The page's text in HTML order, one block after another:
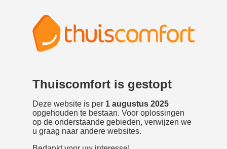
Thuiscomfort is gestopt
Deze website is per 1 augustus 2025
opgehouden te bestaan. Voor oplossingen
op de onderstaande gebieden, verwijzen we
u graag naar andere websites.